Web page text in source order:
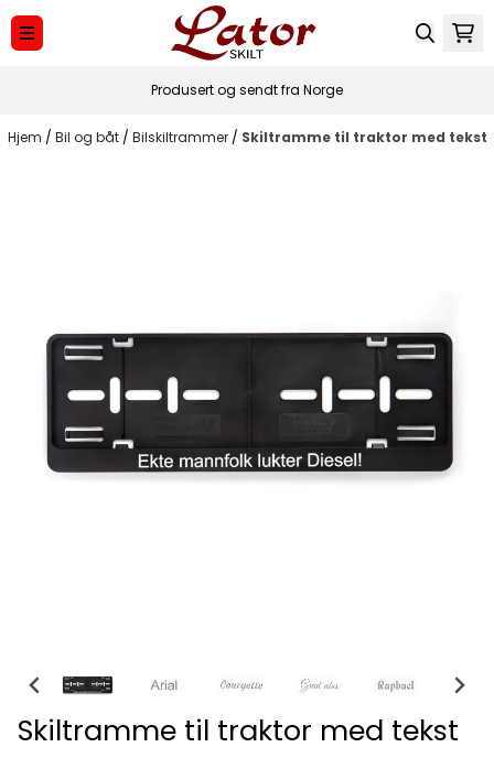
Hopp til innhold
Produsert og sendt fra Norge
Hjem / Bil og båt / Bilskiltrammer / Skiltramme til traktor med tekst
Skiltramme til traktor med tekst